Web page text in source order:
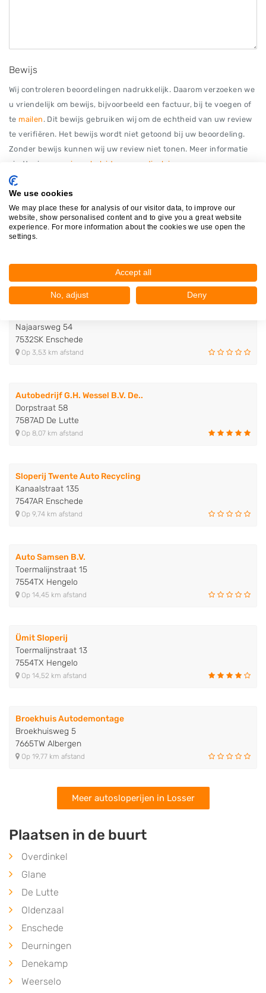
Bewijs
Wij controleren beoordelingen nadrukkelijk. Daarom verzoeken we
u vriendelijk om bewijs, bijvoorbeeld een factuur, bij te voegen of
te mailen . Dit bewijs gebruiken wij om de echtheid van uw review
te verifiëren. Het bewijs wordt niet getoond bij uw beoordeling.
Zonder bewijs kunnen wij uw review niet tonen. Meer informatie
vindt u in ons
privacybeleid disclaimer
Afbeelding (jpg, jpeg, png) of PDF bestand van maximaal 12MB
Autosloperijen in de buurt
Najaarsweg 54
7532SK Enschede
Op 3,53 km afstand
Autobedrijf G.H. Wessel B.V. De..
Dorpstraat 58
7587AD De Lutte
Op 8,07 km afstand
Sloperij Twente Auto Recycling
Kanaalstraat 135
7547AR Enschede
Op 9,74 km afstand
Auto Samsen B.V.
Toermalijnstraat 15
7554TX Hengelo
Op 14,45 km afstand
Ümit Sloperij
Toermalijnstraat 13
7554TX Hengelo
Op 14,52 km afstand
Broekhuis Autodemontage
Broekhuisweg 5
7665TW Albergen
Op 19,77 km afstand
Meer autosloperijen in Losser
Plaatsen in de buurt
Overdinkel
Glane
De Lutte
Oldenzaal
Enschede
Deurningen
Denekamp
Weerselo
We use cookies
We may place these for analysis of our visitor data, to improve our
website, show personalised content and to give you a great website
experience. For more information about the cookies we use open the
settings.
Accept all
No, adjust Deny